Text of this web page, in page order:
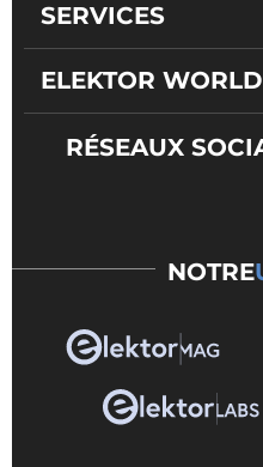
Figure 3.
stéréo
SERVICES
ELEKTOR WORLD
RÉSEAUX
NOTRE